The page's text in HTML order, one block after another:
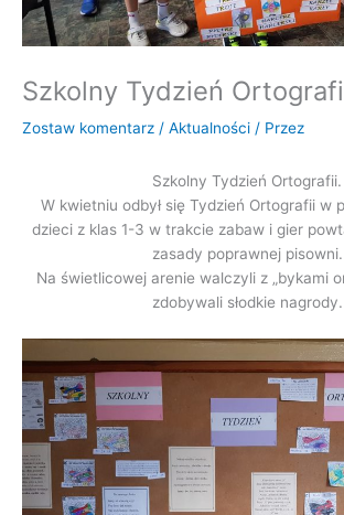
Szkolny Tydzień
Zostaw komentarz / Aktualności / Przez
Szkolny Tydzień Ortografii.
W kwietniu odbył się Tydzień Ortografii w
dzieci z klas 1-3 w trakcie zabaw i gier
zasady poprawnej pisowni.
Na świetlicowej arenie walczyli z „bykami
zdobywali słodkie nagrody.